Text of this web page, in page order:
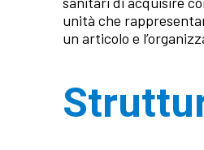
unità che
un articolo e